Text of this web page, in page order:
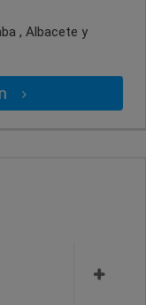
, Albacete y